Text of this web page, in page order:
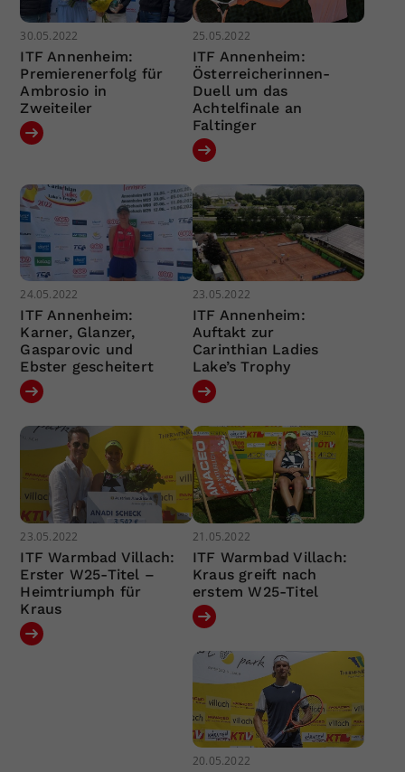
30.05.2022
ITF Annenheim:
Premierenerfolg für
Ambrosio in
Zweiteiler
25.05.2022
ITF Annenheim:
Österreicherinnen-
Duell um das
Achtelfinale an
Faltinger
24.05.2022
ITF Annenheim:
Karner, Glanzer,
Gasparovic und
Ebster gescheitert
23.05.2022
ITF Annenheim:
Auftakt zur
Carinthian Ladies
Lake’s Trophy
23.05.2022
ITF Warmbad Villach:
Erster W25-Titel –
Heimtriumph für
Kraus
21.05.2022
ITF Warmbad Villach:
Kraus greift nach
erstem W25-Titel
20.05.2022